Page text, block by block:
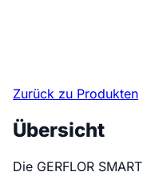
Zurück zu Produkten
Übersicht
Die GERFLOR